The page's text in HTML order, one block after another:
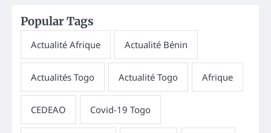
Popular Tags